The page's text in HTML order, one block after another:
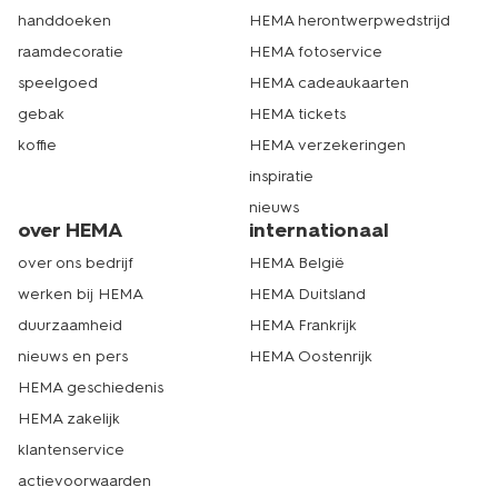
handdoeken
raamdecoratie
speelgoed
gebak
koffie
HEMA herontwerpwedstrijd
HEMA fotoservice
HEMA cadeaukaarten
HEMA tickets
HEMA verzekeringen
inspiratie
nieuws
over HEMA
over ons bedrijf
werken bij HEMA
duurzaamheid
nieuws en pers
HEMA geschiedenis
HEMA zakelijk
klantenservice
actievoorwaarden
internationaal
HEMA België
HEMA Duitsland
HEMA Frankrijk
HEMA Oostenrijk